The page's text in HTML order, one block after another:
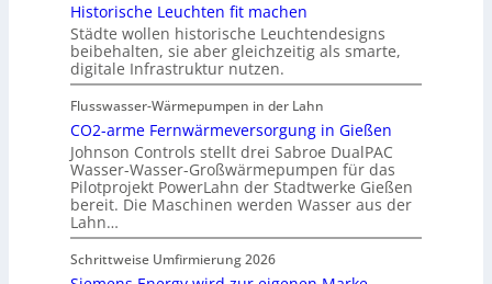
Historische Leuchten fit machen
Städte wollen historische Leuchtendesigns
beibehalten, sie aber gleichzeitig als smarte,
digitale Infrastruktur nutzen.
Flusswasser-Wärmepumpen in der Lahn
CO2-arme Fernwärmeversorgung in Gießen
Johnson Controls stellt drei Sabroe DualPAC
Wasser-Wasser-Großwärmepumpen für das
Pilotprojekt PowerLahn der Stadtwerke Gießen
bereit. Die Maschinen werden Wasser aus der
Lahn…
Schrittweise Umfirmierung 2026